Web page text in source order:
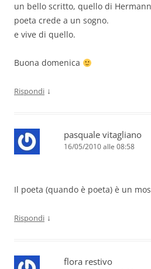
un bello scritto, quello di
poeta crede a un sogno.
e vive di quello.
Buona domenica
Rispondi ↓
pasquale vitagliano
16/05/2010 alle 08:58
Il poeta (quando è poeta) è un
Rispondi ↓
flora restivo